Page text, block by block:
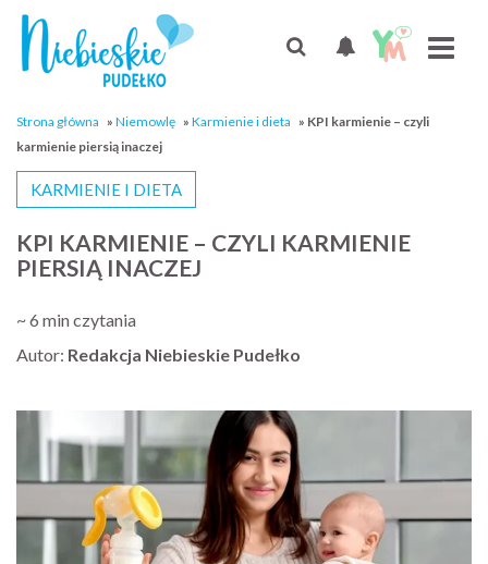
Strona główna » Niemowlę » Karmienie i dieta » KPI karmienie – czyli
karmienie piersią inaczej
KPI KARMIENIE – CZYLI KARMIENIE
PIERSIĄ INACZEJ
KARMIENIE I DIETA
~ 6 min czytania
Autor: Redakcja Niebieskie Pudełko